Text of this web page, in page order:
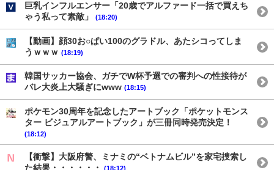
巨乳インフルエンサー「20歳でアルファード一括で買えち
ゃう私って素敵」
(18:20)
【動画】顔30お○ぱい100のグラドル、あたシコってしま
うｗｗｗ (18:19)
韓国サッカー協会、ガチでW杯予選での審判への性接待が
バレ大炎上大騒ぎにwww (18:15)
ポケモン30周年を記念したアートブック「ポケットモンス
ター ビジュアルアートブック」が三冊同時発売決定！
(18:12)
【衝撃】大阪府警、ミナミの“ベトナムビル”を家宅捜索し
た結果・・・・・・
(18:12)